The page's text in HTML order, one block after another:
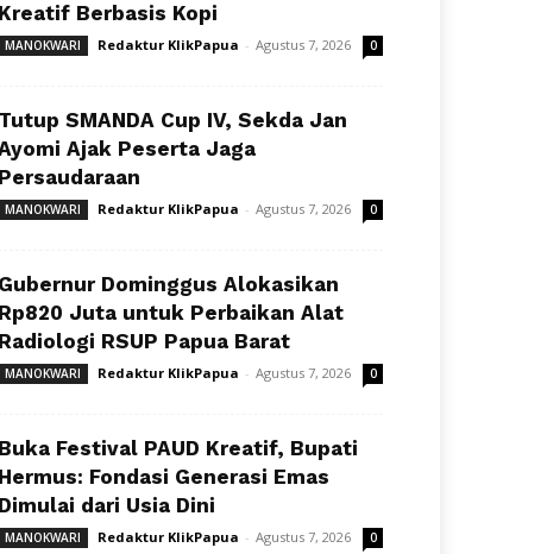
Kreatif Berbasis Kopi
MANOKWARI Redaktur KlikPapua - Agustus 7, 2026 0
Tutup SMANDA Cup IV, Sekda Jan
Ajak Peserta Jaga
Persaudaraan
MANOKWARI Redaktur KlikPapua - Agustus 7, 2026 0
Gubernur Dominggus Alokasikan
Rp820 Juta untuk Perbaikan Alat
Radiologi RSUP Papua Barat
MANOKWARI Redaktur KlikPapua - Agustus 7, 2026 0
Buka Festival PAUD Kreatif, Bupati
Hermus: Fondasi Generasi Emas
Dimulai dari Usia Dini
MANOKWARI Redaktur KlikPapua - Agustus 7, 2026 0